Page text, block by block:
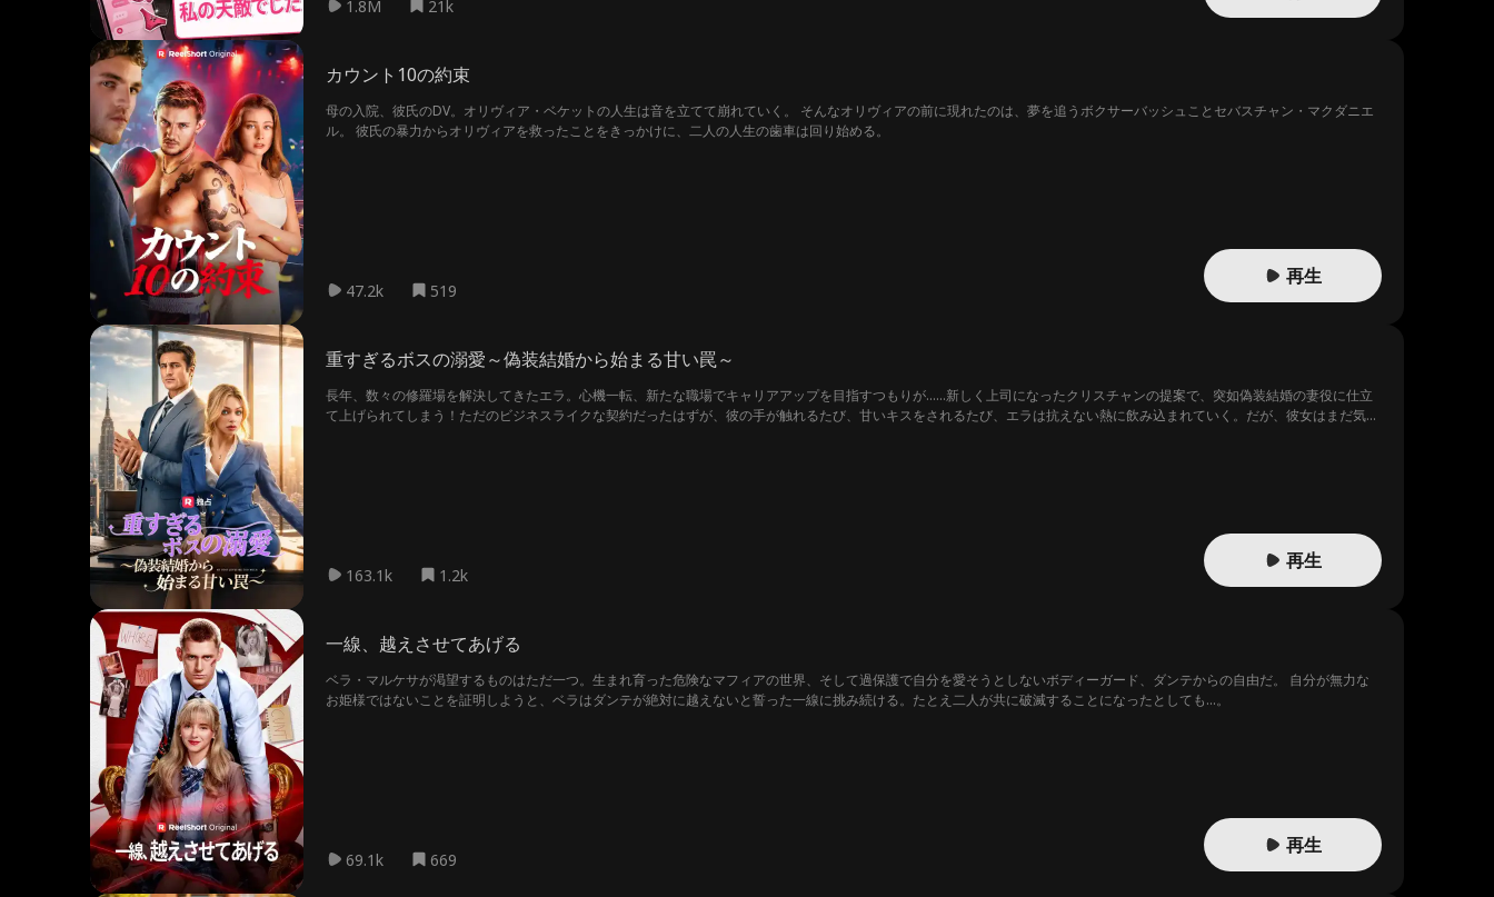
1.8M 21k
カウント10の約束
母の入院、彼氏のDV。オリヴィア・ベケットの人生は音を立てて崩れていく。 そんなオリヴィアの前に現れたのは、夢を追うボクサーバッシュことセバスチャン・マクダニエ
ル。 彼氏の暴力からオリヴィアを救ったことをきっかけに、二人の人生の歯車は回り始める。
47.2k 519
再生
重すぎるボスの溺愛～偽装結婚から始まる甘い罠～
長年、数々の修羅場を解決してきたエラ。心機一転、新たな職場でキャリアアップを目指すつもりが……新しく上司になったクリスチャンの提案で、突如偽装結婚の妻役に仕立
て上げられてしまう！ただのビジネスライクな契約だったはずが、彼の手が触れるたび、甘いキスをされるたび、エラは抗えない熱に飲み込まれていく。だが、彼女はまだ気づ
163.1k 1.2k
再生
一線、越えさせてあげる
ベラ・マルケサが渇望するものはただ一つ。生まれ育った危険なマフィアの世界、そして過保護で自分を愛そうとしないボディーガード、ダンテからの自由だ。 自分が無力な
お姫様ではないことを証明しようと、ベラはダンテが絶対に越えないと誓った一線に挑み続ける。たとえ二人が共に破滅することになったとしても…。
69.1k 669
再生